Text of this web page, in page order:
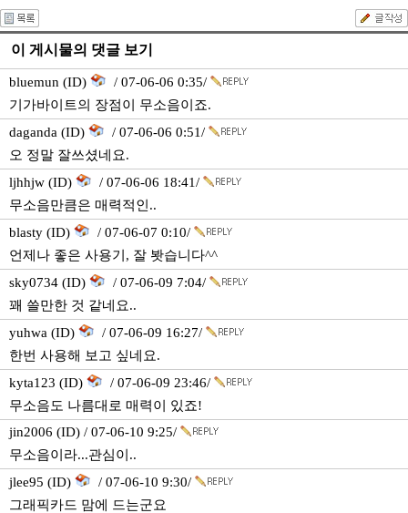
이 게시물의 댓글 보기
bluemun (ID)
/ 07-06-06 0:35/
기가바이트의 장점이 무소음이죠.
daganda (ID)
/ 07-06-06 0:51/
오 정말 잘쓰셨네요.
ljhhjw (ID)
/ 07-06-06 18:41/
무소음만큼은 매력적인..
blasty (ID)
/ 07-06-07 0:10/
언제나 좋은 사용기, 잘 봣습니다^^
sky0734 (ID)
/ 07-06-09 7:04/
꽤 쓸만한 것 같네요..
yuhwa (ID)
/ 07-06-09 16:27/
한번 사용해 보고 싶네요.
kyta123 (ID)
/ 07-06-09 23:46/
무소음도 나름대로 매력이 있죠!
jin2006 (ID) / 07-06-10 9:25/
무소음이라...관심이..
jlee95 (ID)
/ 07-06-10 9:30/
그래픽카드 맘에 드는군요